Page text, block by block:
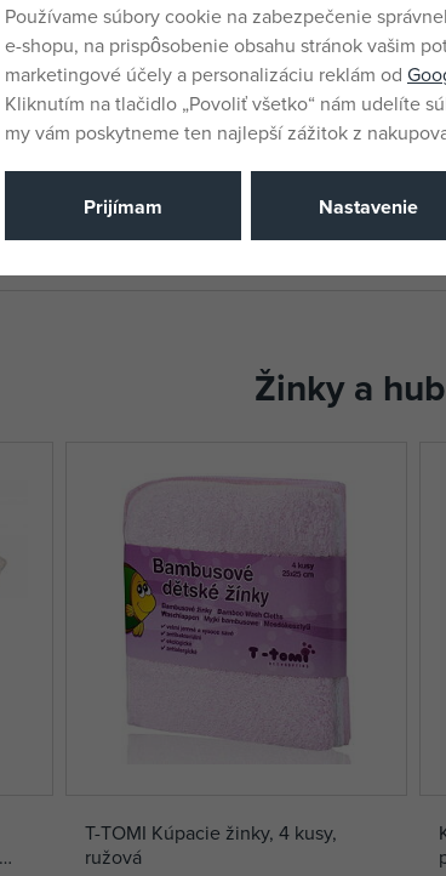
Žinky a
T-TOMI Kúpacie žinky, 4 kusy,
ružová
Používame súbory cookie na zabezpečenie
e-shopu, na prispôsobenie obsahu stránok vašim
marketingové účely a personalizáciu reklám od
Kliknutím na tlačidlo „Povoliť všetko“ nám udelíte
my vám poskytneme ten najlepší zážitok z
Prijímam Nastavenie